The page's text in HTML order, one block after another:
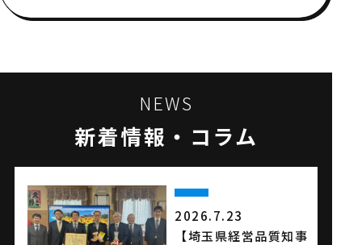
NEWS
新着情報・コラム
2026.7.23
【埼玉県経営品質知事